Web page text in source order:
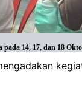
14, 17, dan 18